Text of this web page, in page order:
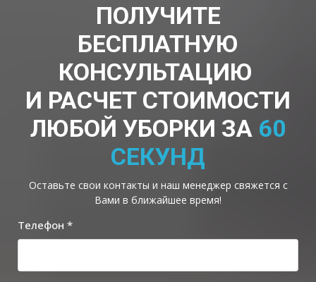
ПОЛУЧИТЕ
БЕСПЛАТНУЮ
КОНСУЛЬТАЦИЮ
И РАСЧЕТ СТОИМОСТИ
ЛЮБОЙ УБОРКИ ЗА 60
СЕКУНД
Оставьте свои контакты и наш менеджер свяжется с
Вами в ближайшее время!
Телефон *